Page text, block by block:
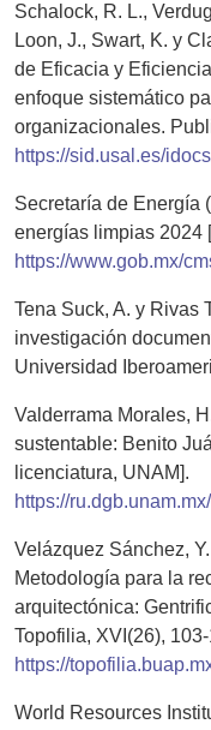
Schalock, R. L.,
Loon, J., Swart, K. y
de Eficacia y
enfoque sistemático
organizacionales.
https://sid.usal.es/idocs/
Secretaría de Energía
energías limpias 2024
https://www.gob.mx/cms/
Tena Suck, A. y Rivas
investigación
Universidad
Valderrama Morales,
sustentable: Benito
licenciatura, UNAM].
https://ru.dgb.unam.mx/
Velázquez Sánchez,
Metodología para la
arquitectónica:
Topofilia, XVI(26),
https://topofilia.buap.mx/
World Resources